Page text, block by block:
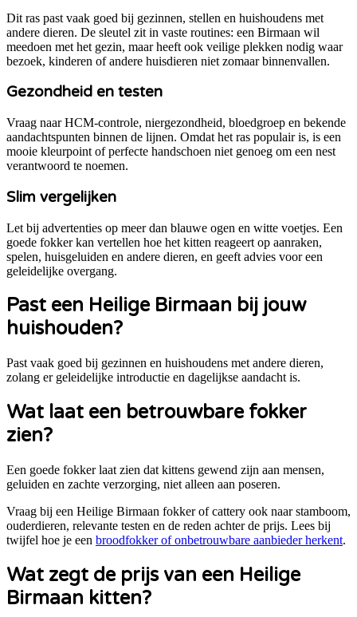
Dit ras past vaak goed bij gezinnen, stellen en huishoudens met
andere dieren. De sleutel zit in vaste routines: een Birmaan wil
meedoen met het gezin, maar heeft ook veilige plekken nodig waar
bezoek, kinderen of andere huisdieren niet zomaar binnenvallen.
Gezondheid en testen
Vraag naar HCM-controle, niergezondheid, bloedgroep en bekende
aandachtspunten binnen de lijnen. Omdat het ras populair is, is een
mooie kleurpoint of perfecte handschoen niet genoeg om een nest
verantwoord te noemen.
Slim vergelijken
Let bij advertenties op meer dan blauwe ogen en witte voetjes. Een
goede fokker kan vertellen hoe het kitten reageert op aanraken,
spelen, huisgeluiden en andere dieren, en geeft advies voor een
geleidelijke overgang.
Past een Heilige Birmaan bij jouw
huishouden?
Past vaak goed bij gezinnen en huishoudens met andere dieren,
zolang er geleidelijke introductie en dagelijkse aandacht is.
Wat laat een betrouwbare fokker
zien?
Een goede fokker laat zien dat kittens gewend zijn aan mensen,
geluiden en zachte verzorging, niet alleen aan poseren.
Vraag bij een Heilige Birmaan fokker of cattery ook naar stamboom,
ouderdieren, relevante testen en de reden achter de prijs. Lees bij
twijfel hoe je een broodfokker of onbetrouwbare aanbieder herkent.
Wat zegt de prijs van een Heilige
Birmaan kitten?